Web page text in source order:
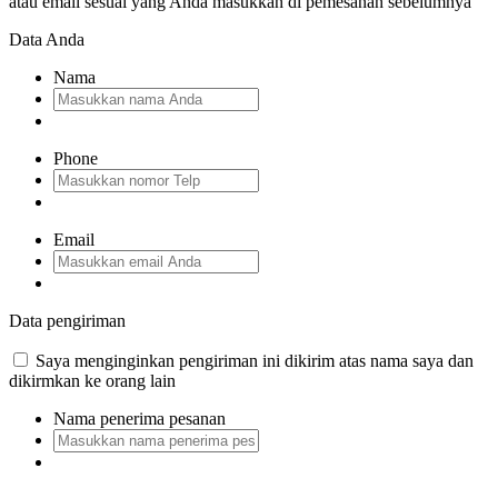
Data Anda
Nama
Phone
Email
Data pengiriman
Saya menginginkan pengiriman ini dikirim atas nama saya dan
dikirmkan ke orang lain
Nama penerima pesanan